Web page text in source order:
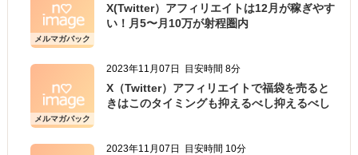
メルマガバック
ナンバー
X(Twitter）アフィリエイトは12月が稼ぎやす
い！月5〜月10万が射程圏内
メルマガバック
ナンバー
2023年11月07日 目安時間 8分
X（Twitter）アフィリエイトで福袋を売ると
きはこのタイミングも抑えるべし抑えるべし
2023年11月07日 目安時間 10分